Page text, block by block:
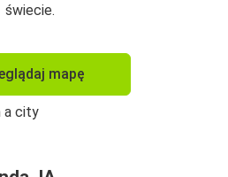
świecie.
mapę